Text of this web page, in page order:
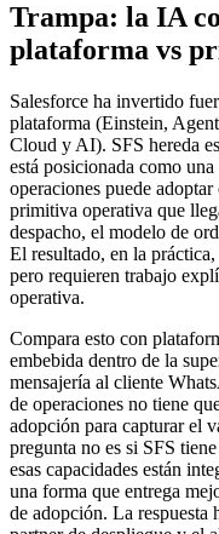
Trampa: la IA
plataforma vs
Salesforce ha invertido
plataforma (Einstein,
Cloud y AI). SFS hereda
está posicionada como
operaciones puede
primitiva operativa que
despacho, el modelo de
El resultado, en la
pero requieren trabajo
operativa.
Compara esto con
embebida dentro de la
mensajería al cliente
de operaciones no tiene
adopción para capturar el
pregunta no es si SFS
esas capacidades están
una forma que entrega
de adopción. La respuesta